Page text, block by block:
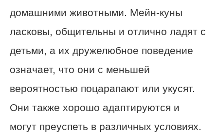
домашними животными. Мейн-куны
ласковы, общительны и отлично ладят с
детьми, а их дружелюбное поведение
означает, что они с меньшей
вероятностью поцарапают или укусят.
Они также хорошо адаптируются и
могут преуспеть в различных условиях.